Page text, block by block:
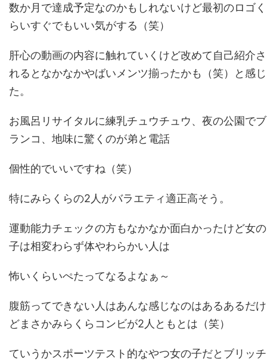
数か月で達成予定なのかもしれないけど最初のロゴく
らいすぐでもいい気がする（笑）
肝心の動画の内容に触れていくけど改めて自己紹介さ
れるとなかなかやばいメンツ揃ったかも（笑）と感じ
た。
お風呂リサイタルに練乳チュウチュウ、夜の公園でブ
ランコ、地味に驚くのが弟と電話
個性的でいいですね（笑）
特にみらくらの2人がバラエティ適正高そう。
運動能力チェックの方もなかなか面白かったけど女の
子は相変わらず体やわらかい人は
怖いくらいぺたってなるよなぁ～
腹筋ってできない人はあんな感じなのはあるあるだけ
どまさかみらくらコンビが2人ともとは（笑）
ていうかスポーツテスト的なやつ女の子だとブリッチ